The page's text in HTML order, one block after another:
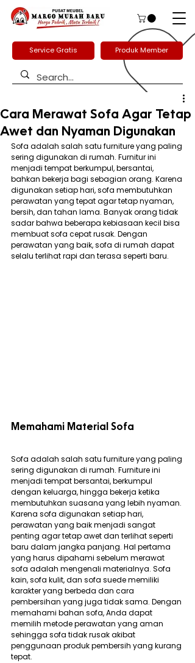
Service Gratis Produk Member
Cara Merawat Sofa Agar Tetap
Awet dan Nyaman Digunakan
Sofa adalah salah satu furniture yang paling
sering digunakan di rumah. Furnitur ini
menjadi tempat berkumpul, bersantai,
bahkan bekerja bagi sebagian orang. Karena
digunakan setiap hari, sofa membutuhkan
perawatan yang tepat agar tetap nyaman,
bersih, dan tahan lama. Banyak orang tidak
sadar bahwa beberapa kebiasaan kecil bisa
membuat sofa cepat rusak. Dengan
perawatan yang baik, sofa di rumah dapat
selalu terlihat rapi dan terasa seperti baru.
Memahami Material Sofa
Sofa adalah salah satu furniture yang paling
sering digunakan di rumah. Furniture ini
menjadi tempat bersantai, berkumpul
dengan keluarga, hingga bekerja ketika
membutuhkan suasana yang lebih nyaman.
Karena sofa digunakan setiap hari,
perawatan yang baik menjadi sangat
penting agar tetap awet dan terlihat seperti
baru dalam jangka panjang. Hal pertama
yang harus dipahami sebelum merawat
sofa adalah mengenali materialnya. Sofa
kain, sofa kulit, dan sofa suede memiliki
karakter yang berbeda dan cara
pembersihan yang juga tidak sama. Dengan
memahami bahan sofa, Anda dapat
memilih metode perawatan yang aman
sehingga sofa tidak rusak akibat
penggunaan produk pembersih yang kurang
tepat.